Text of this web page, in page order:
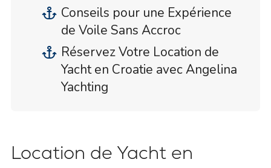
Conseils pour une Expérience
de Voile Sans Accroc
Réservez Votre Location de
Yacht en Croatie avec Angelina
Yachting
Location de Yacht en